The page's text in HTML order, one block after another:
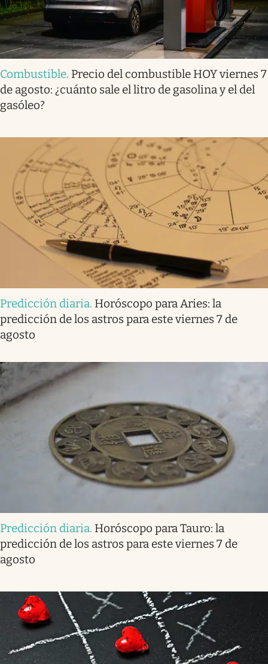
Combustible. Precio del combustible HOY viernes 7
de agosto: ¿cuánto sale el litro de gasolina y el del
gasóleo?
Predicción diaria. Horóscopo para Aries: la
predicción de los astros para este viernes 7 de
agosto
Predicción diaria. Horóscopo para Tauro: la
predicción de los astros para este viernes 7 de
agosto